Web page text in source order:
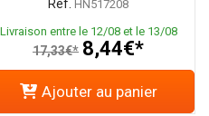
Ref. HN517208
Livraison entre le 12/08 et le 13/08
17,33€* 8,44€*
Ajouter au panier